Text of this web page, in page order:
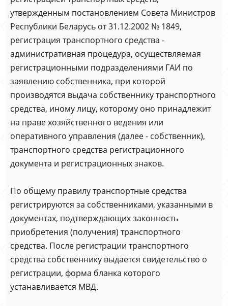
утвержденным постановлением Совета Министров
Республики Беларусь от 31.12.2002 № 1849,
регистрация транспортного средства -
административная процедура, осуществляемая
регистрационными подразделениями ГАИ по
заявлению собственника, при которой
производятся выдача собственнику транспортного
средства, иному лицу, которому оно принадлежит
на праве хозяйственного ведения или
оперативного управления (далее - собственник),
транспортного средства регистрационного
документа и регистрационных знаков.
По общему правилу транспортные средства
регистрируются за собственниками, указанными в
документах, подтверждающих законность
приобретения (получения) транспортного
средства. После регистрации транспортного
средства собственнику выдается свидетельство о
регистрации, форма бланка которого
устанавливается МВД.